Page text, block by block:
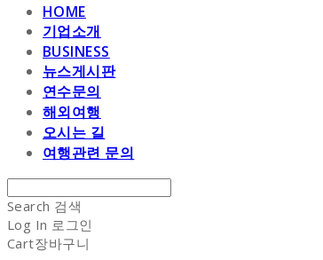
HOME
기업소개
BUSINESS
뉴스게시판
연수문의
해외여행
오시는 길
여행관련 문의
Search 검색
Log In 로그인
Cart장바구니